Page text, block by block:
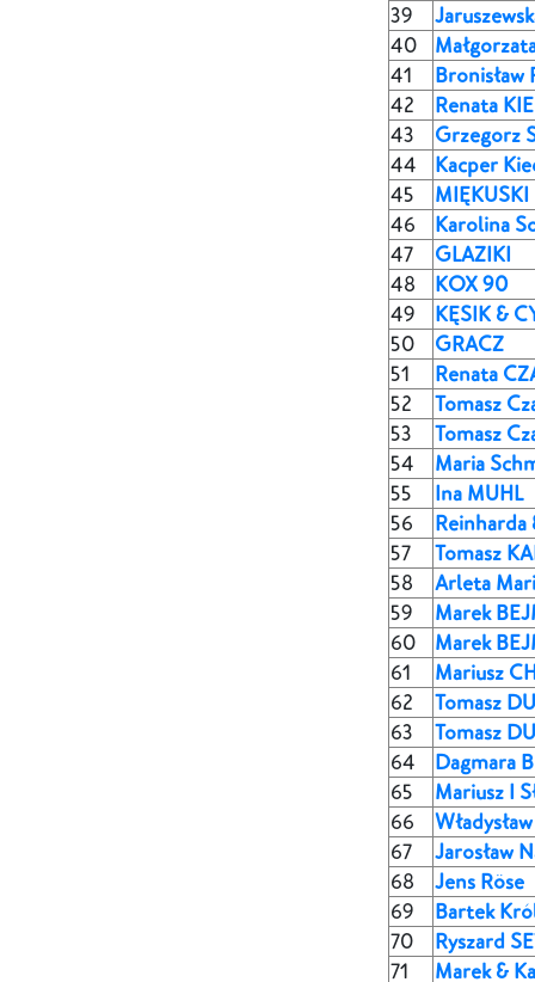
39
40
41
Bronisław
42
Renata
43
Grzegorz
44
Kacper
45
MIĘKUSKI
46
Karolina
47
GLAZIKI
48
KOX 90
49
KĘSIK &
50
GRACZ
51
Renata
52
Tomasz
53
Tomasz
54
Maria
55
Ina MUHL
56
Reinharda
57
Tomasz
58
Arleta
59
Marek
60
Marek
61
Mariusz
62
Tomasz
63
Tomasz
64
Dagmara
65
Mariusz I
66
67
Jarosław
68
Jens Röse
69
Bartek
70
Ryszard
71
Marek &